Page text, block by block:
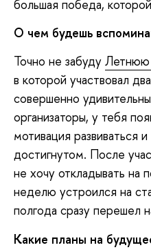
большая победа,
О чем будешь
Точно не забуду Летнюю
в которой участвовал
совершенно
организаторы, у тебя
мотивация развиваться
достигнутом. После
не хочу откладывать на
неделю устроился на
полгода сразу перешел
Какие планы на